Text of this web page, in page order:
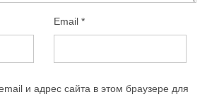
Email*
и адрес сайта в этом браузере для